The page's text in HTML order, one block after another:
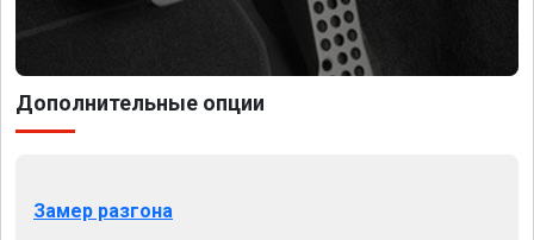
Дополнительные опции
Замер разгона